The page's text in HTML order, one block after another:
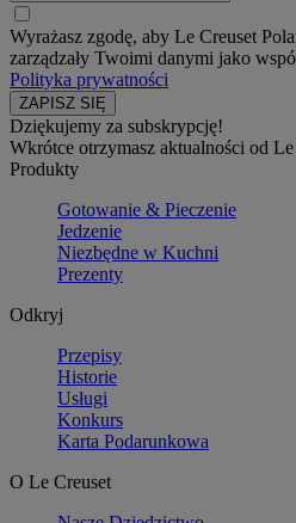
Wyrażasz zgodę, aby Le Creuset
zarządzały Twoimi danymi jako
Polityka prywatności
Dziękujemy za subskrypcję!
Wkrótce otrzymasz aktualności od Le
Produkty
Gotowanie & Pieczenie
Jedzenie
Niezbędne w Kuchni
Prezenty
Odkryj
Przepisy
Historie
Usługi
Konkurs
Karta Podarunkowa
O Le Creuset